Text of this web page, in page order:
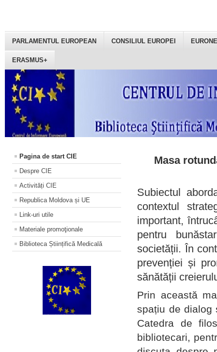
PARLAMENTUL EUROPEAN CONSILIUL EUROPEI
ERASMUS+
Pagina de start CIE
Despre CIE
Activități CIE
Republica Moldova și UE
Link-uri utile
Materiale promoţionale
Biblioteca Științifică Medicală
Masa
Subiectul
contextul
important,
pentru
societății. În
prevenției și
sănătății
Prin această
spațiu de dialog
Catedra de
bibliotecari,